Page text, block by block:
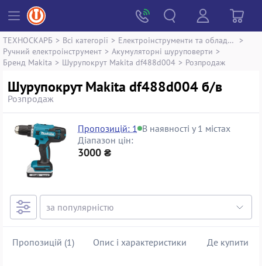
ТЕХНОСКАРБ > Всі категорії > Електроінструменти та обладнання >
Ручний електроінструмент > Акумуляторні шуруповерти >
Бренд Makita > Шурупокрут Makita df488d004 > Розпродаж
Шурупокрут Makita df488d004 б/в
Розпродаж
Пропозицій: 1 В наявності у 1 містах
Діапазон цін:
3000 ₴
Пропозицій (1) Опис і характеристики Де купити